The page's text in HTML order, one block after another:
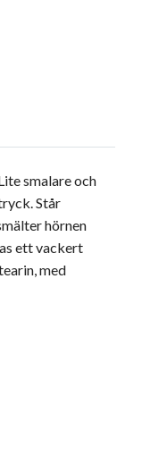
smalare och
Står
hörnen
ett vackert
med